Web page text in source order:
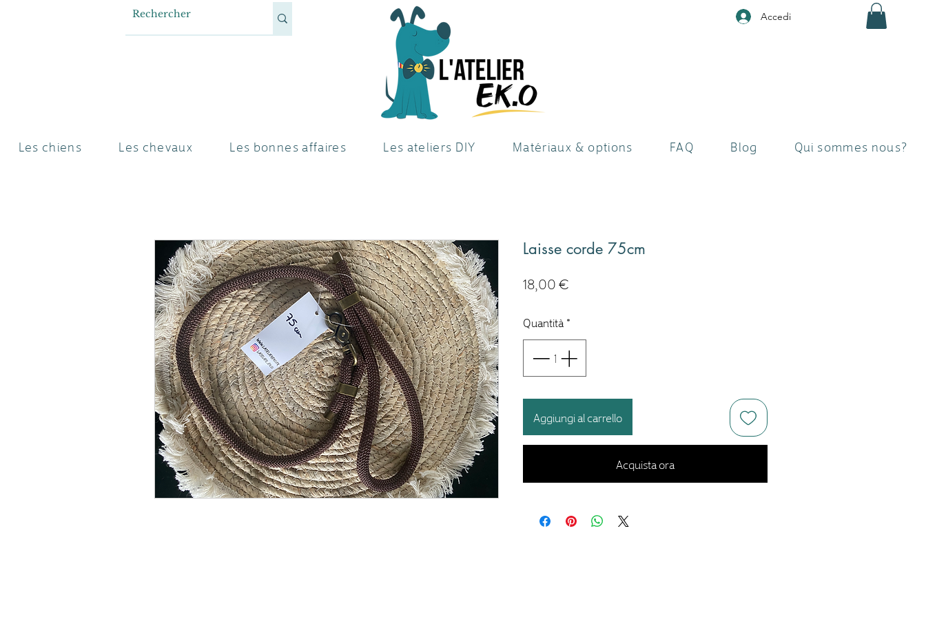
Accedi
Les chiens Les chevaux Les bonnes affaires Les ateliers DIY Matériaux & options FAQ Blog Qui sommes nous?
Laisse corde 75cm
18,00 €
Quantità*
Aggiungi al carrello
Acquista ora